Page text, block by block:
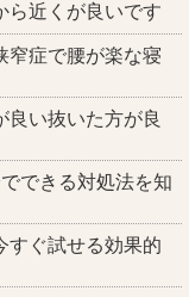
ら近くが良いです
窄症で腰が楽な寝
良い抜いた方が良
できる対処法を知
すぐ試せる効果的